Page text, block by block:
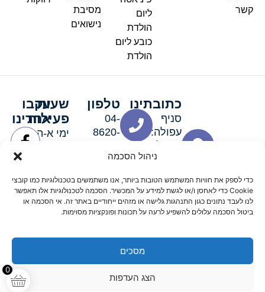
ניהול הסכמה
כדי לספק את חוויות המשתמש הטובות ביותר, אנו משתמשים בטכנולוגיות כמו קובצי
Cookie כדי לאחסן ו/או לגשת למידע על המכשיר. הסכמה לטכנולוגיות אלו תאפשר
לנו לעבד נתונים כגון התנהגות גלישה או מזהים ייחודיים באתר זה. אי הסכמה או
ביטול הסכמה עלולים להשפיע לרעה על תכונות ופונקציות מסוימות.
מסכים
הצג העדפות
0
קשר
ליום
הולדת
כובע ליום
הולדת
מסיבת
נישואים
כתובתינו
סניף
עפולה:
סניף מגדל
האלה 19
טלפון
04-
8620-
שעות
פעילות
ימי א-ה:
ימי שישי
וערבי חג:
8:30-
15:00
עקבו
אחרינו
תקנון אתרשלום דיגיטל קידום אורגני מקצועי